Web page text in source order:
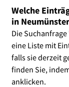
Welche
in
Die
eine Liste mit
falls sie derzeit
finden Sie,
anklicken.